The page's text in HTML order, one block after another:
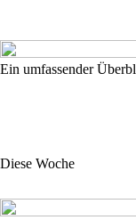
Ein umfassender
Diese Woche